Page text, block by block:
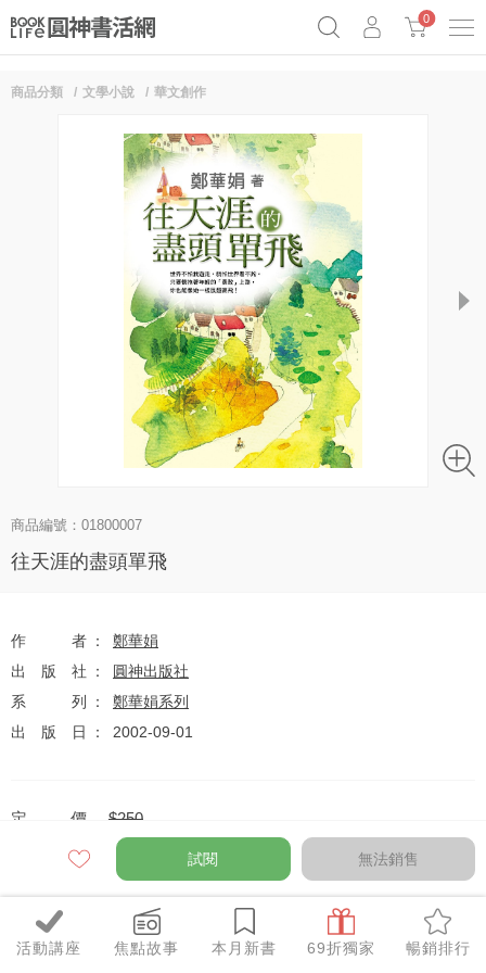
Netflix話題章魚小說！
0
活動講座 焦點故事 本月新書 69折獨家 暢銷排行
商品分類 文學小說 華文創作
next
商品編號：01800007
往天涯的盡頭單飛
作者
鄭華娟
出版社
圓神出版社
系列
鄭華娟系列
出版日
2002-09-01
定價 $250
優惠價 $198元
全網任10件75折（獨家及特惠品除外）
試閱 無法銷售